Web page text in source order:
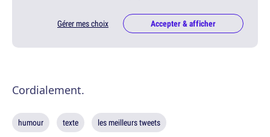
Gérer mes choix Accepter & afficher
Cordialement.
humour texte les meilleurs tweets